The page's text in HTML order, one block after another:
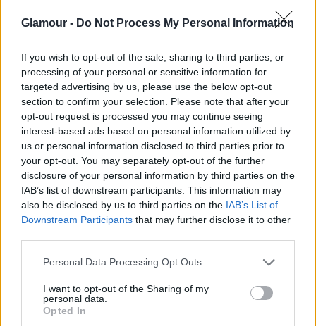
Glamour - Do Not Process My Personal Information
If you wish to opt-out of the sale, sharing to third parties, or
processing of your personal or sensitive information for
targeted advertising by us, please use the below opt-out
section to confirm your selection. Please note that after your
opt-out request is processed you may continue seeing
interest-based ads based on personal information utilized by
us or personal information disclosed to third parties prior to
your opt-out. You may separately opt-out of the further
disclosure of your personal information by third parties on the
IAB’s list of downstream participants. This information may
also be disclosed by us to third parties on the IAB’s List of
Downstream Participants that may further disclose it to other
Please note that this website/app uses one or more Google
not limited to your visit or usage behaviour. You may click to
grant or deny consent to Google and its third-party tags to
use your data for below specified purposes in below Google
Personal Data Processing Opt Outs
I want to opt-out of the Sharing of my
personal data.
Opted In
Kanadában rengeteg ázsiai származású embert
nüanszokat, amelyek az ő életükben fontosak.
Érezni kell, mire tudok rákérdezni vagy éppen
mire nem, ha nem ildomos, de akkor is keresem a
módját, hogyan tudnék mégis beszélgetni a
nehezebb témákról. Belemegyünk részletekbe a
családról, a szeretetről, a gyászról, ezek a
történeket aztán megmutatkoznak az arcukon is.
Ezeket a pillanatokat keresem.
Mikor jöttél rá, hogy tehetséged van
embereket megnyitni és fotózni őket?